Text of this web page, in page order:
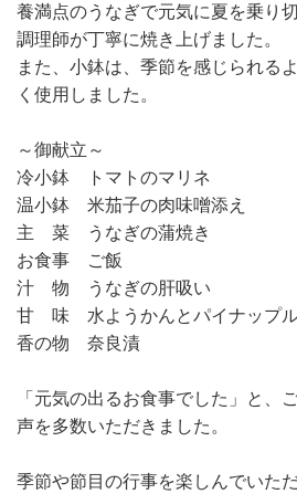
養満点のうなぎで元気に夏を乗り
調理師が丁寧に焼き上げました。
また、小鉢は、季節を感じられる
く使用しました。
～御献立～
冷小鉢 トマトのマリネ
温小鉢 米茄子の肉味噌添え
主 菜 うなぎの蒲焼き
お食事 ご飯
汁 物 うなぎの肝吸い
甘 味 水ようかんとパイナップ
香の物 奈良漬
「元気の出るお食事でした」と、
声を多数いただきました。
季節や節目の行事を楽しんでいた